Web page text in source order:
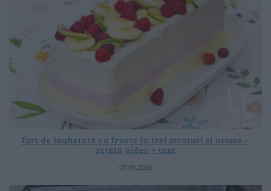
Tort de înghețată cu fructe în trei straturi și arome –
rețetă video + text
07.08.2026